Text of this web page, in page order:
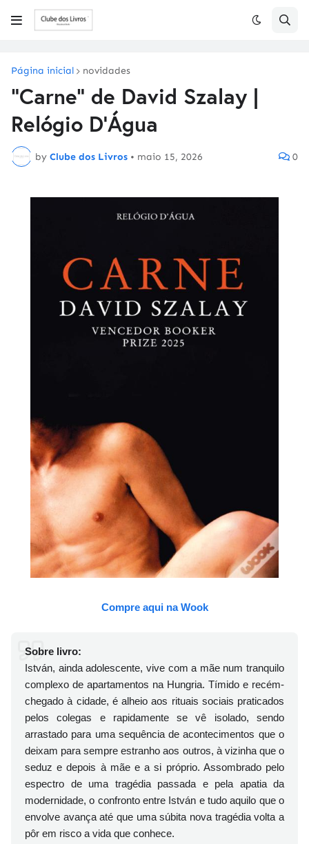
Página inicial novidades
"Carne" de David Szalay |
Relógio D'Água
by Clube dos Livros • maio 15, 2026 0
Compre aqui na Wook
Sobre livro:
István, ainda adolescente, vive com a mãe num tranquilo
complexo de apartamentos na Hungria. Tímido e recém-
chegado à cidade, é alheio aos rituais sociais praticados
pelos colegas e rapidamente se vê isolado, sendo
arrastado para uma sequência de acontecimentos que o
deixam para sempre estranho aos outros, à vizinha que o
seduz e depois à mãe e a si próprio. Assombrado pelo
espectro de uma tragédia passada e pela apatia da
modernidade, o confronto entre István e tudo aquilo que o
envolve avança até que uma súbita nova tragédia volta a
pôr em risco a vida que conhece.